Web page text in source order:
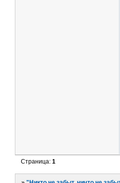
Страница:1